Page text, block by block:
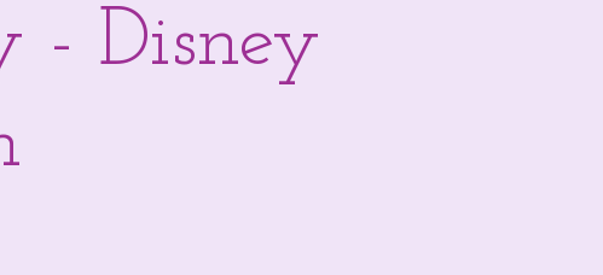
- Disney